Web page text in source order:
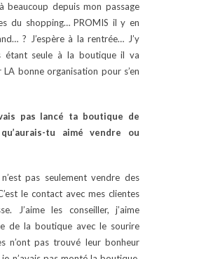
beaucoup depuis mon passage
du shopping… PROMIS il y en
? J’espère à la rentrée… J’y
étant seule à la boutique il va
bonne organisation pour s’en
pas lancé ta boutique de
tu aimé vendre ou
pas seulement vendre des
le contact avec mes clientes
J’aime les conseiller, j’aime
de la boutique avec le sourire
n’ont pas trouvé leur bonheur